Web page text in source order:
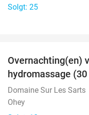
Solgt: 25
Overnachting(en)
hydromassage
Domaine Sur Les Sarts
Ohey